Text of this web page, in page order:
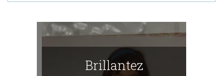
Brillantez